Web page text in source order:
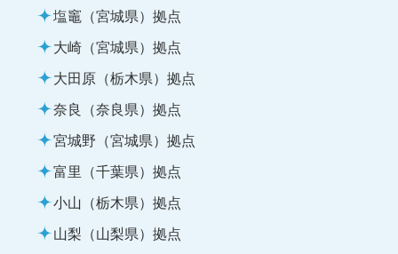
塩竈（宮城県）拠点
大崎（宮城県）拠点
大田原（栃木県）拠点
奈良（奈良県）拠点
宮城野（宮城県）拠点
富里（千葉県）拠点
小山（栃木県）拠点
山梨（山梨県）拠点